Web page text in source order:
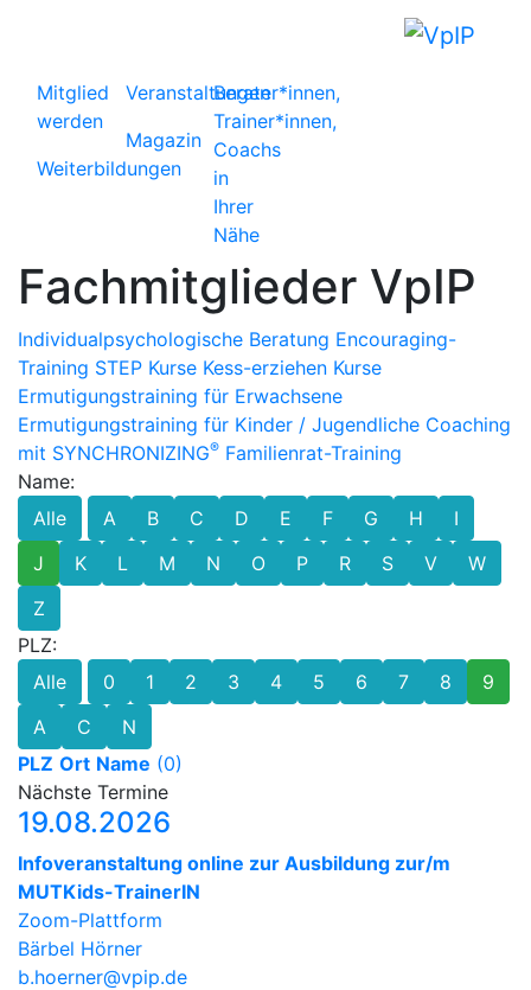
Mitglied
werden
Weiterbildungen
Veranstaltungen
Magazin
Berater*innen,
Trainer*innen,
Coachs
in
Ihrer
Nähe
Fachmitglieder VpIP
Individualpsychologische Beratung Encouraging-
Training STEP Kurse Kess-erziehen Kurse
Ermutigungstraining für Erwachsene
Ermutigungstraining für Kinder / Jugendliche Coaching
mit SYNCHRONIZING® Familienrat-Training
Name:
Alle
A B C D E F G H
I
J
K L M N O P R S V
W
Z
PLZ:
Alle
0 1 2 3 4 5 6 7 8
9
A
C
N
PLZ Ort Name (0)
Nächste Termine
19.08.2026
Infoveranstaltung online zur Ausbildung zur/m
MUTKids-TrainerIN
Zoom-Plattform
Bärbel Hörner
b.hoerner@vpip.de